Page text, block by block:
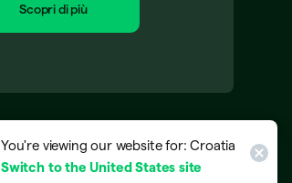
Scopri di più
You're viewing our website for: Croatia
Switch to the United States site